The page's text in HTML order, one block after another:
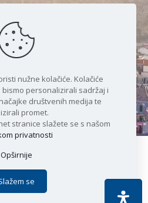
kristalnog mora i
Karlobag | Sva prava pridržana |
privatnosti
Apoc IT
nužne kolačiće. Kolačiće
personalizirali sadržaj i
društvenih medija te
promet.
stranice slažete se s našom
privatnosti
Opširnije
se